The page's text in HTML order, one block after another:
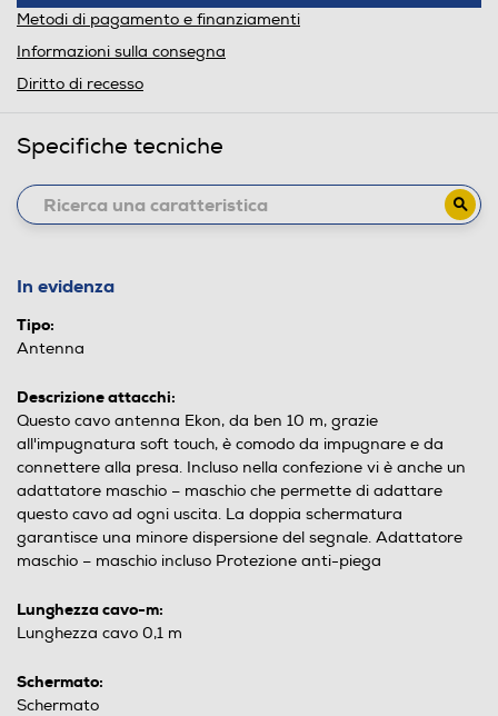
Metodi di pagamento e finanziamenti
Informazioni sulla consegna
Diritto di recesso
Specifiche tecniche
In evidenza
Tipo:
Antenna
Descrizione attacchi:
Questo cavo antenna Ekon, da ben 10 m, grazie
all'impugnatura soft touch, è comodo da impugnare e da
connettere alla presa. Incluso nella confezione vi è anche un
adattatore maschio – maschio che permette di adattare
questo cavo ad ogni uscita. La doppia schermatura
garantisce una minore dispersione del segnale. Adattatore
maschio – maschio incluso Protezione anti-piega
Lunghezza cavo-m:
Lunghezza cavo 0,1 m
Schermato:
Schermato